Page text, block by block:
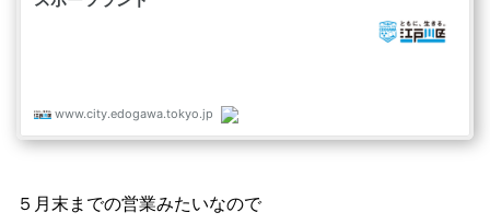
５月末までの営業みたいなので